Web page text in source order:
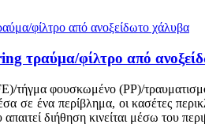
τραύμα/φίλτρο από
τήγμα φουσκωμένο (PP)/
σε ένα περίβλημα, οι κασέτες
διήθηση κινείται μέσω του